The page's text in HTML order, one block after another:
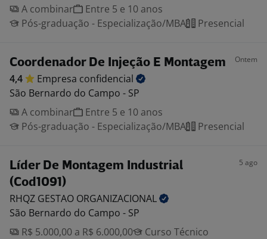
A combinar
Entre 5 e 10 anos
Pós-graduação - Especialização/MBA
Presencial
Coordenador De Injeção E Montagem Ontem
4,4 Empresa confidencial
São Bernardo do Campo - SP
A combinar
Entre 5 e 10 anos
Pós-graduação - Especialização/MBA
Presencial
Líder De Montagem Industrial
(Cod1091)
5 ago
RHQZ GESTAO ORGANIZACIONAL
São Bernardo do Campo - SP
R$ 5.000,00 a R$ 6.000,00
Curso Técnico